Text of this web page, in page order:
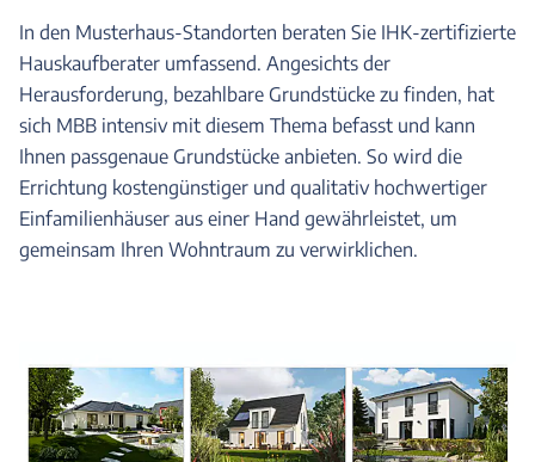
In den Musterhaus-Standorten beraten Sie IHK-zertifizierte
Hauskaufberater umfassend. Angesichts der
Herausforderung, bezahlbare Grundstücke zu finden, hat
sich MBB intensiv mit diesem Thema befasst und kann
Ihnen passgenaue Grundstücke anbieten. So wird die
Errichtung kostengünstiger und qualitativ hochwertiger
Einfamilienhäuser aus einer Hand gewährleistet, um
gemeinsam Ihren Wohntraum zu verwirklichen.